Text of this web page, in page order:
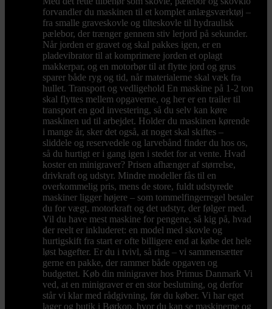
forvandler du maskinen til et komplet anlægsværktøj –
fra smalle graveskovle og tilteskovle til hydraulisk
pælebor, der trænger gennem stiv lerjord på sekunder.
Når jorden er gravet og skal pakkes igen, er en
pladevibrator til at komprimere jorden et oplagt
makkerpar, og en motorbør til at flytte jord og grus
sparer både ryg og tid, når materialerne skal væk fra
hullet. Transport og vedligehold En maskine på 1-2 ton
skal flyttes mellem opgaverne, og her er en trailer til
transport en god investering, så du selv kan køre
maskinen ud til arbejdet. Holder du maskinen kørende
i mange år, sker det også, at noget skal skiftes –
sliddele og reservedele og larvebånd finder du hos os,
så du hurtigt er i gang igen i stedet for at vente. Hvad
koster en minigraver? Prisen afhænger af størrelse,
drivkraft og udstyr. Mindre modeller fås til en
overkommelig pris, mens de store, fuldt udstyrede
maskiner ligger højere – som tommelfingerregel betaler
du for vægt, motorkraft og det udstyr, der følger med.
Vil du have mest maskine for pengene, så kig på, hvad
der reelt er inkluderet: en model med skovle og
hurtigskift fra start er ofte billigere end at købe det hele
løst bagefter. Er du i tvivl, så ring – vi sammensætter
gerne en pakke, der rammer både opgaven og
budgettet. Køb din minigraver hos Primus Danmark Vi
ved, at en minigraver er en stor beslutning, og derfor
står vi klar med rådgivning, før du køber. Vi har eget
lager og butik i Børkop, hvor du kan se maskinerne og